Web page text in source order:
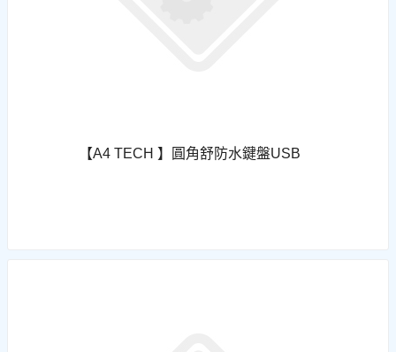
【A4 TECH 】圓角舒防水鍵盤USB